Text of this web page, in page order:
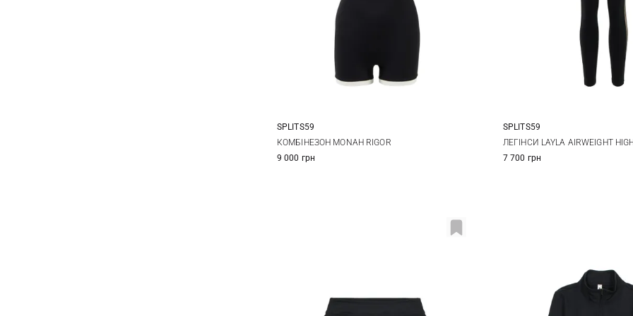
XS S
SPLITS59
КОМБІНЕЗОН MONAH RIGOR
9 000 грн
XS S M
SPLITS59
ЛЕГІНСИ LAYLA AIRWEIGHT
7 700 грн